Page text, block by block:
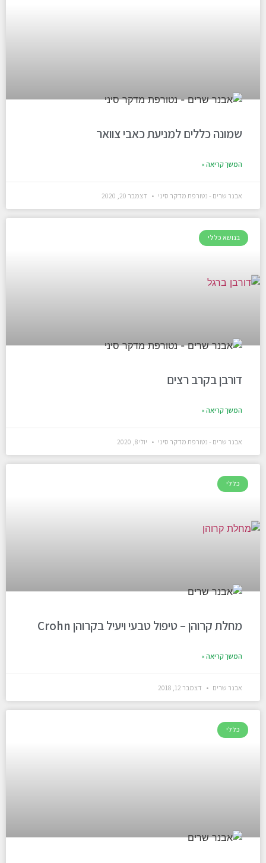
שמונה כללים למניעת כאבי צוואר
המשך קריאה »
אבנר שרים - נטורפת מדקר סיני דצמבר 20, 2020
בנושא כללי
דורבן בקרב רצים
המשך קריאה »
אבנר שרים - נטורפת מדקר סיני יולי 8, 2020
כללי
מחלת קרוהן – טיפול טבעי ויעיל בקרוהן Crohn
המשך קריאה »
אבנר שרים דצמבר 12, 2018
כללי